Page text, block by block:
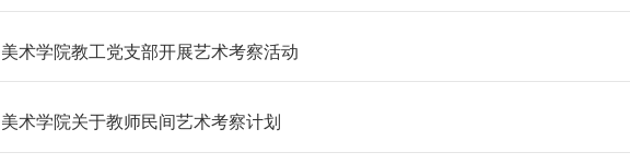
美术学院教工党支部开展艺术考察活动
美术学院关于教师民间艺术考察计划